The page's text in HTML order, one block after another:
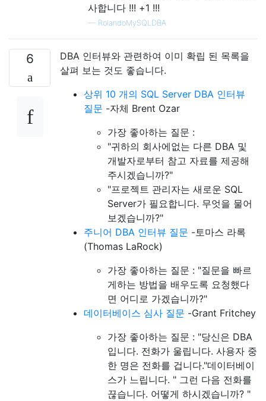
사합니다 !!! +1 !!!
— RolandoMySQLDBA
6
DBA 인터뷰와 관련하여 이미 확립 된 목록을
살펴 보는 것도 좋습니다.
상위 10 개의 SQL Server DBA 인터뷰
질문 -자체 Brent Ozar
가장 좋아하는 질문 :
"귀하의 회사에없는 다른 DBA 및
개발자로부터 참고 자료를 제공해
주시겠습니까?"
"프로젝트 관리자는 새로운 SQL
Server가 필요합니다. 무엇을 물어
보겠습니까?"
주니어 DBA 인터뷰 질문 -토마스 라록
(Thomas LaRock)
가장 좋아하는 질문 : "질문을 빠르
게하는 방법을 배우도록 요청했다
면 어디로 가겠습니까?"
데이터베이스 심사 질문 -Grant Fritchey
가장 좋아하는 질문 : "당신은 DBA
입니다. 전화가 울립니다. 사용자 중
한 명은 전화를 겁니다."데이터베이
스가 느립니다. " 그런 다음 전화를
끊습니다. 어떻게 하시겠습니까? "